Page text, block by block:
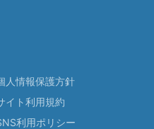
人情報保護方針
イト利用規約
利用ポリシー